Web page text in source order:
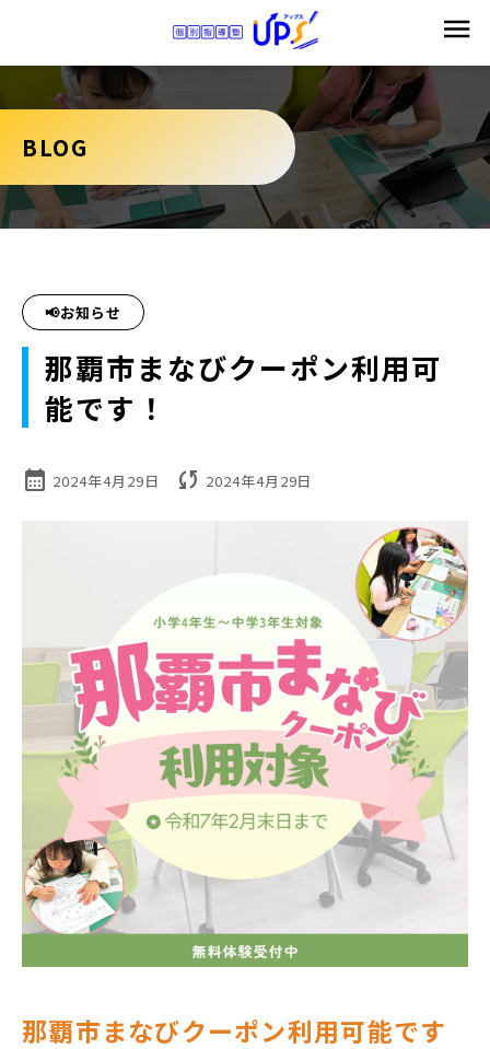
BLOG
📢お知らせ
那覇市まなびクーポン利用可
能です！
calendar_month 2024年4月29日 sync 2024年4月29日
那覇市まなびクーポン利用可能です